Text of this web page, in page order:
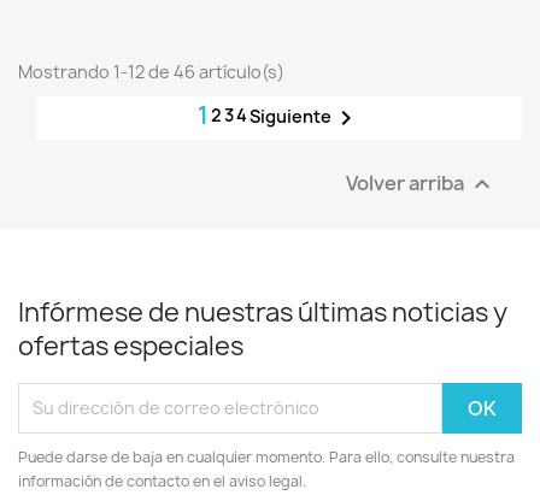
Mostrando 1-12 de 46 artículo(s)
1 234Siguiente 
Volver arriba 
Infórmese de nuestras últimas noticias y
ofertas especiales
Puede darse de baja en cualquier momento. Para ello, consulte nuestra
información de contacto en el aviso legal.